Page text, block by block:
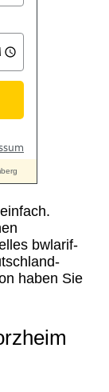
bwlarif-
haben Sie